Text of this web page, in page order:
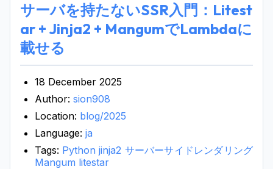
サーバを持たないSSR入門：Litest
ar + Jinja2 + MangumでLambdaに
載せる
18 December 2025
Author: sion908
Location: blog/2025
Language: ja
Tags: Python jinja2 サーバーサイドレンダリング
Mangum litestar